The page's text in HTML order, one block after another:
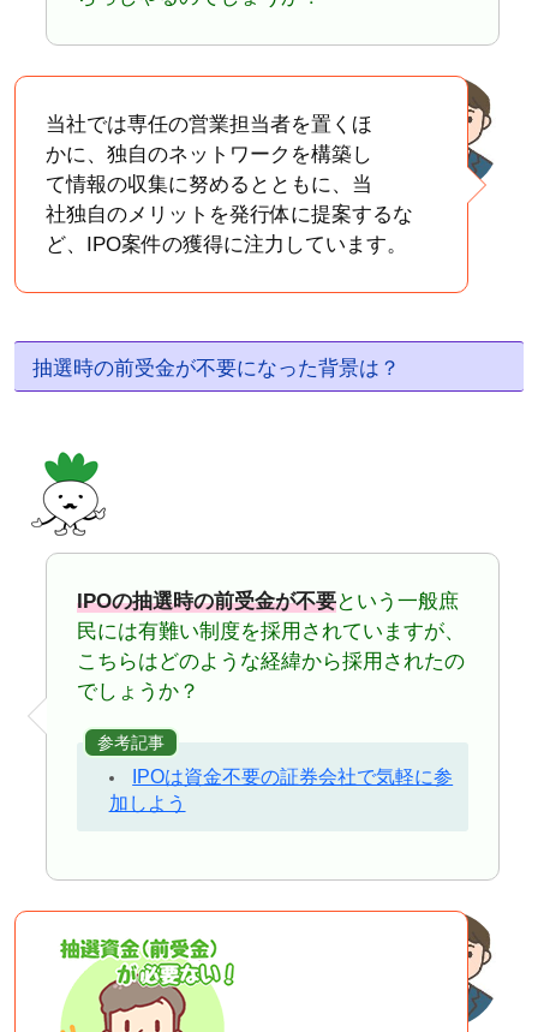
当社では専任の営業担当者を置くほ
かに、独自のネットワークを構築し
て情報の収集に努めるとともに、当
社独自のメリットを発行体に提案するな
ど、IPO案件の獲得に注力しています。
抽選時の前受金が不要になった背景は？
IPOの抽選時の前受金が不要という一般庶
民には有難い制度を採用されていますが、
こちらはどのような経緯から採用されたの
でしょうか？
参考記事
IPOは資金不要の証券会社で気軽に参
加しよう